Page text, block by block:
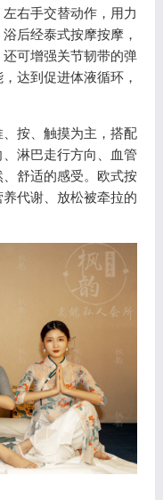
右手交替动作，用力
后经泰式按摩按摩，
可增强关节韧带的弹
达到促进体液循环，
按、触摸为主，搭配
淋巴走行方向、血管
舒适的感受。欧式按
代谢、放松被牵拉的